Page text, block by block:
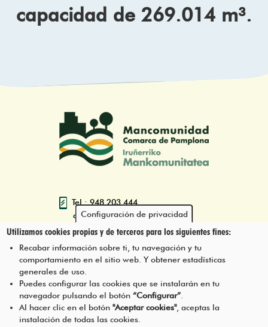
capacidad de 269.014 m³.
Tel.: 948 203 444
atencion@mancoeduca.com
Programa de Educación Ambiental
Escolar de la Mancomunidad de la
Pie
CONTÁCTANOS
Configuración de privacidad
Utilizamos cookies propias y de terceros para los siguientes fines:
Recabar información sobre ti, tu navegación y tu
comportamiento en el sitio web. Y obtener estadísticas
generales de uso.
Puedes configurar las cookies que se instalarán en tu
navegador pulsando el botón“Configurar”
Al hacer clic en el botón"Aceptar cookies", aceptas la
instalación de todas las cookies.